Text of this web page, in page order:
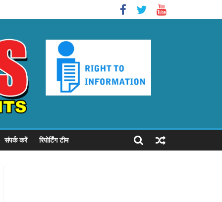
संपर्क करें रिपोर्टिंग टीम